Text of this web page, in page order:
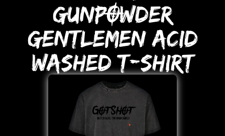
GUNPOWDER
GENTLEMEN ACID
WASHED T-SHIRT